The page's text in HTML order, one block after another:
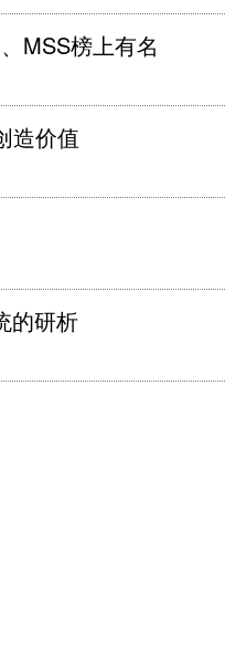
MSS榜上有名
造价值
的研析